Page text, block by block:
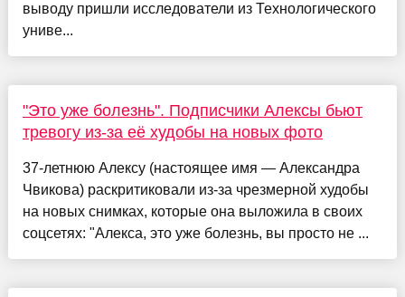
выводу пришли исследователи из Технологического
униве...
"Это уже болезнь". Подписчики Алексы бьют
тревогу из-за её худобы на новых фото
37-летнюю Алексу (настоящее имя — Александра
Чвикова) раскритиковали из-за чрезмерной худобы
на новых снимках, которые она выложила в своих
соцсетях: "Алекса, это уже болезнь, вы просто не ...